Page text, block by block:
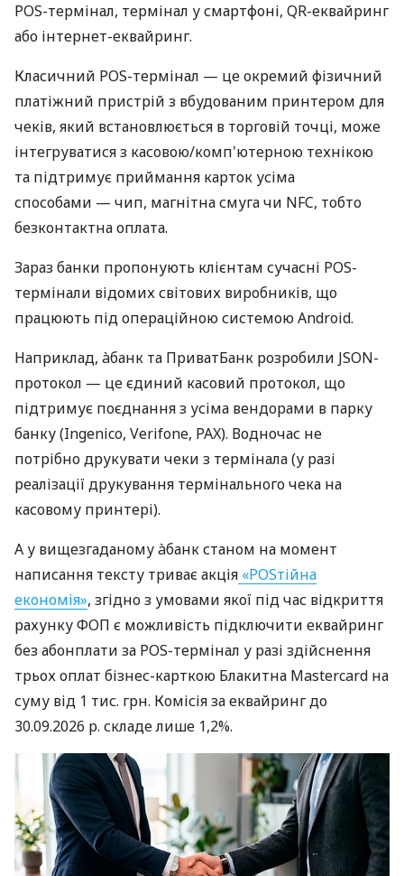
POS-термінал, термінал у смартфоні, QR-еквайринг
або інтернет-еквайринг.
Класичний POS-термінал — це окремий фізичний
платіжний пристрій з вбудованим принтером для
чеків, який встановлюється в торговій точці, може
інтегруватися з касовою/комп'ютерною технікою
та підтримує приймання карток усіма
способами — чип, магнітна смуга чи NFC, тобто
безконтактна оплата.
Зараз банки пропонують клієнтам сучасні POS-
термінали відомих світових виробників, що
працюють під операційною системою Android.
Наприклад, àбанк та ПриватБанк розробили JSON-
протокол — це єдиний касовий протокол, що
підтримує поєднання з усіма вендорами в парку
банку (Ingenico, Verifone, PAX). Водночас не
потрібно друкувати чеки з термінала (у разі
реалізації друкування термінального чека на
касовому принтері).
А у вищезгаданому àбанк станом на момент
написання тексту триває акція «POSтійна
економія», згідно з умовами якої під час відкриття
рахунку ФОП є можливість підключити еквайринг
без абонплати за POS-термінал у разі здійснення
трьох оплат бізнес-карткою Блакитна Mastercard на
суму від 1 тис. грн. Комісія за еквайринг до
30.09.2026 р. складе лише 1,2%.